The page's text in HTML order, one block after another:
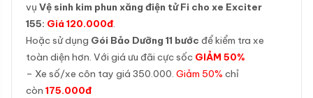
vụ Vệ sinh kim phun xăng điện tử Fi cho xe Exciter
155: Giá 120.000đ.
Hoặc sử dụng Gói Bảo Dưỡng 11 bước để kiểm tra xe
toàn diện hơn. Với giá ưu đãi cực sốc GIẢM 50%
– Xe số/xe côn tay giá 350.000. Giảm 50% chỉ
còn 175.000đ